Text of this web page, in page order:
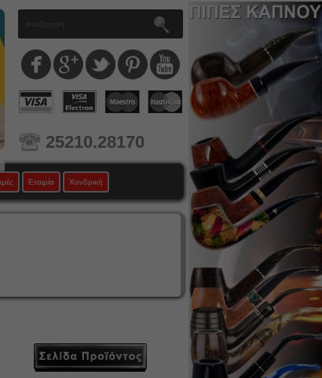
25210.28170
Εταιρία Χονδρική